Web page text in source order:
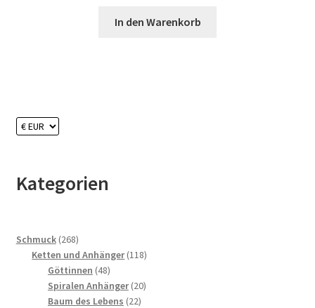
In den Warenkorb
Kategorien
Schmuck 268268
Produkte
Ketten und Anhänger 118118
Göttinnen 4848
Produkte
Spiralen Anhänger 2020
Baum des Lebens 2222